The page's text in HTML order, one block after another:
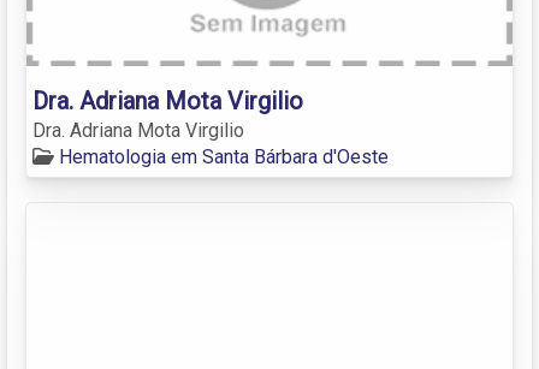
Dra. Adriana Mota Virgilio
Dra. Adriana Mota Virgilio
Hematologia em Santa Bárbara d'Oeste